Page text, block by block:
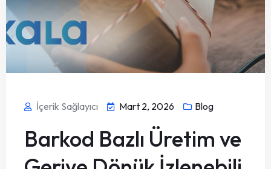
İçerik Sağlayıcı Mart 2, 2026 Blog
Barkod Bazlı Üretim ve